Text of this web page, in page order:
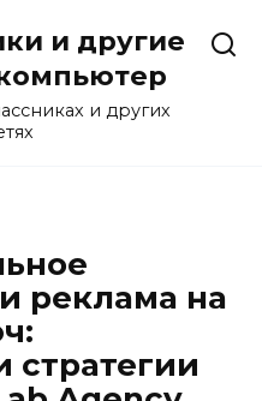
и другие
и других
реклама на
стратегии